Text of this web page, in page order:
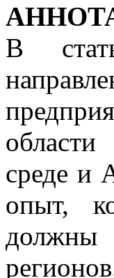
В
среде и
опыт,
должны